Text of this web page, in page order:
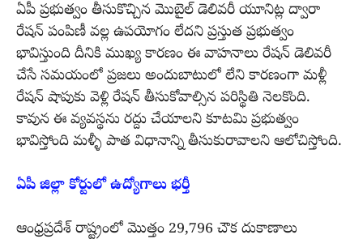
ఏపీ ప్రభుత్వం తీసుకొచ్చిన మొబైల్ డెలివరీ యూనిట్ల ద్వారా
రేషన్ పంపిణీ వల్ల ఉపయోగం లేదని ప్రస్తుత ప్రభుత్వం
భావిస్తుంది దీనికి ముఖ్య కారణం ఈ వాహనాలు రేషన్ డెలివరీ
చేసే సమయంలో ప్రజలు అందుబాటులో లేని కారణంగా మళ్లీ
రేషన్ షాపుకు వెళ్లి రేషన్ తీసుకోవాల్సిన పరిస్థితి నెలకొంది.
కావున ఈ వ్యవస్థను రద్దు చేయాలని కూటమి ప్రభుత్వం
భావిస్తోంది మళ్ళీ పాత విధానాన్ని తీసుకురావాలని ఆలోచిస్తోంది.
ఏపీ జిల్లా కోర్టులో ఉద్యోగాలు భర్తీ
ఆంధ్రప్రదేశ్ రాష్ట్రంలో మొత్తం 29,796 చౌక దుకాణాలు